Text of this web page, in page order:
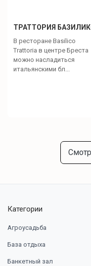
ТРАТТОРИЯ
В ресторане Basilico
Trattoria в центре Бреста
можно насладиться
итальянскими бл...
Категории
Агроусадьба
База отдыха
Банкетный зал